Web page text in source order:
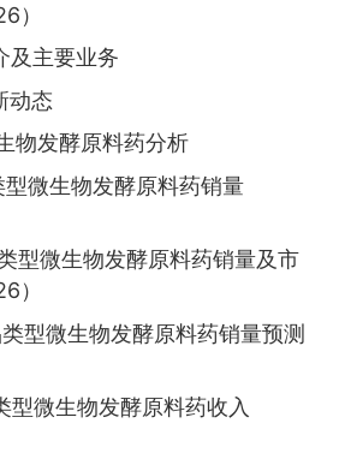
）
及主要业务
动态
物发酵原料药分析
型微生物发酵原料药销量
型微生物发酵原料药销量及市
）
型微生物发酵原料药销量预测
型微生物发酵原料药收入